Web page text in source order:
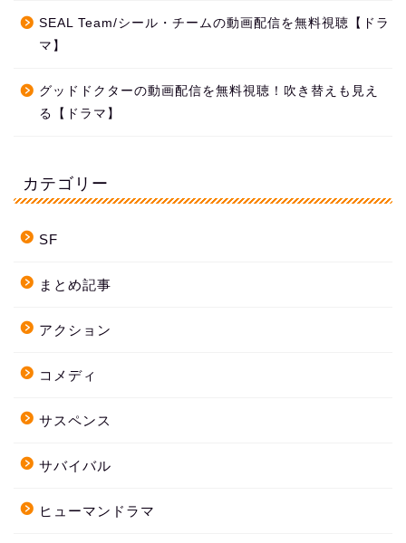
SEAL Team/シール・チームの動画配信を無料視聴【ドラ
マ】
グッドドクターの動画配信を無料視聴！吹き替えも見え
る【ドラマ】
カテゴリー
SF
まとめ記事
アクション
コメディ
サスペンス
サバイバル
ヒューマンドラマ